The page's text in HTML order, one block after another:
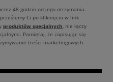
48 godzin od jego otrzymania.
Ci po kliknięciu w link
produktów specjalnych, nie łączy
Pamiętaj, że zapisując się
treści marketingowych.